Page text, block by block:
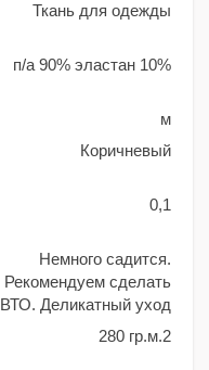
Ткань для одежды
п/а 90% эластан 10%
м
Коричневый
0,1
Немного садится.
Рекомендуем сделать
ВТО. Деликатный уход
280 гр.м.2